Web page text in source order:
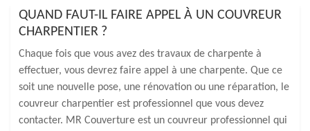
QUAND FAUT-IL FAIRE APPEL À UN COUVREUR
CHARPENTIER ?
Chaque fois que vous avez des travaux de charpente à
effectuer, vous devrez faire appel à une charpente. Que ce
soit une nouvelle pose, une rénovation ou une réparation, le
couvreur charpentier est professionnel que vous devez
contacter. MR Couverture est un couvreur professionnel qui